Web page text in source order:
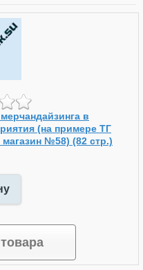
в
(на примере ТГ
№58) (82 стр.)